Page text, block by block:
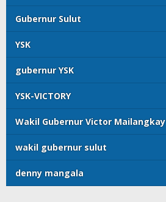
Gubernur Sulut
YSK
gubernur YSK
YSK-VICTORY
Wakil Gubernur Victor Mailangkay
wakil gubernur sulut
denny mangala